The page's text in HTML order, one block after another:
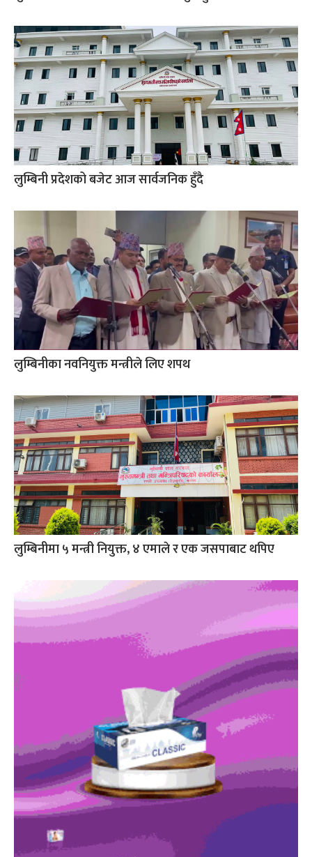
लुम्बिनी प्रदेशको बजेट आज सार्वजनिक हुँदै
लुम्बिनीका नवनियुक्त मन्त्रीले लिए शपथ
लुम्बिनीमा ५ मन्त्री नियुक्त, ४ एमाले र एक जसपाबाट थपिए